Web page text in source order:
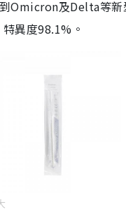
Omicron及Delta等
異度98.1%。